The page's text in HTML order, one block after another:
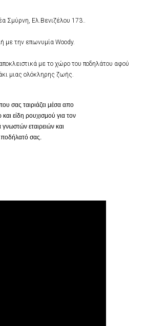
Σμύρνη, Ελ.Βενιζέλου 173..
με την επωνυμία Woody.
με το χώρο του ποδηλάτου αφού
μιας ολόκληρης ζωής.
σας ταιριάζει μέσα απο
είδη ρουχισμού για τον
εταιρειών και
ποδήλατό σας.